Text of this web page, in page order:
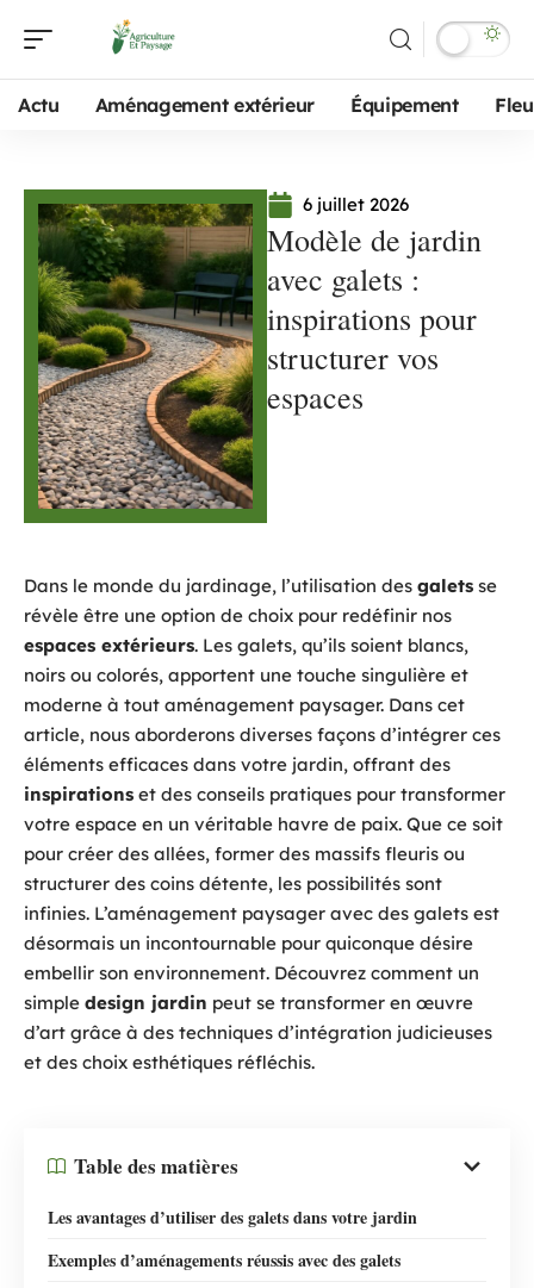
Actu Aménagement extérieur Équipement
6 juillet 2026
Modèle de jardin
avec galets :
inspirations pour
structurer vos
espaces
Dans le monde du jardinage, l’utilisation des galets se
révèle être une option de choix pour redéfinir nos
espaces extérieurs. Les galets, qu’ils soient blancs,
noirs ou colorés, apportent une touche singulière et
moderne à tout aménagement paysager. Dans cet
article, nous aborderons diverses façons d’intégrer ces
éléments efficaces dans votre jardin, offrant des
inspirations et des conseils pratiques pour transformer
votre espace en un véritable havre de paix. Que ce soit
pour créer des allées, former des massifs fleuris ou
structurer des coins détente, les possibilités sont
infinies. L’aménagement paysager avec des galets est
désormais un incontournable pour quiconque désire
embellir son environnement. Découvrez comment un
simple design jardin peut se transformer en œuvre
d’art grâce à des techniques d’intégration judicieuses
et des choix esthétiques réfléchis.
Table des matières
Les avantages d’utiliser des galets dans votre jardin
Exemples d’aménagements réussis avec des galets